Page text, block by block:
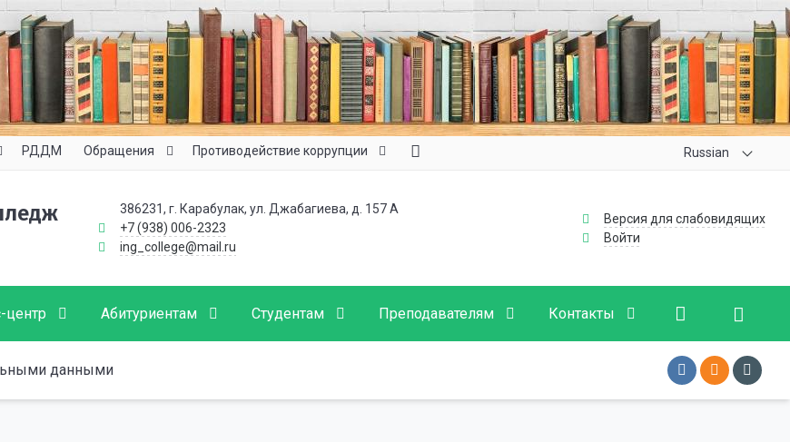
РДДМ Обращения Противодействие коррупции Russian
386231, г. Карабулак, ул. Джабагиева, д. 157 А
+7 (938) 006-2323
ing_college@mail.ru
Версия для слабовидящих
Войти
центр Абитуриентам Студентам Преподавателям Контакты
данными